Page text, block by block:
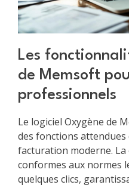
Les
de Memsoft
professionnels
Le logiciel Oxygène de
des fonctions attendues
facturation moderne.
conformes aux normes
quelques clics,